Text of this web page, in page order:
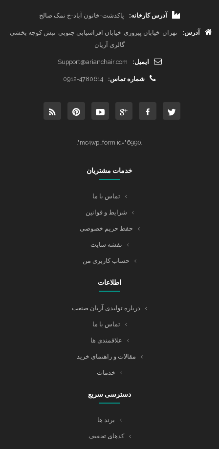
آدرس کارخانه: پاکدشت-خاتون آباد-خ نمک صالح
آدرس:
تهران-خیابان پیروزی-خیابان افراسیابی جنوبی-نبش کوچه بخشی-
گالری آریان
ایمیل: Support@arianchair.com
شماره تماس: 0912-4780614
[mc4wp_form id="6990"]
خدمات مشتریان
تماس با ما
شرایط و قوانین
حفظ حریم خصوصی
نقشه سایت
حساب کاربری من
اطلاعات
درباره تولیدی آریان صنعت
تماس با ما
علاقمندی ها
مقالات و راهنمای خرید
خدمات
دسترسی سریع
برند ها
کدهای تخفیف